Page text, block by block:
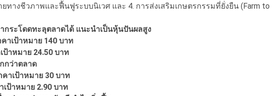
างชีวภาพและฟื้นฟูระบบนิเวศ และ 4. การส่งเสริมเกษตรกรรมที่ยั่งยืน (Farm to
กระโดดทะลุตลาดได้ แนะนำเป็นหุ้นปันผลสูง
าเป้าหมาย 140 บาท
ป้าหมาย 24.50 บาท
กว่าตลาด
คาเป้าหมาย 30 บาท
เป้าหมาย 2.90 บาท